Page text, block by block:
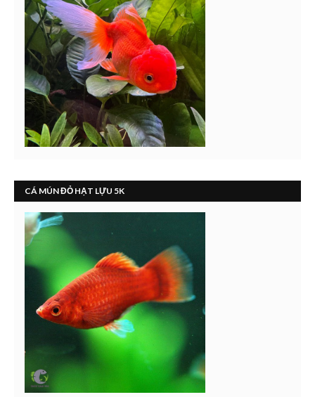
CÁ MÚN ĐỎ HẠT LỰU 5K